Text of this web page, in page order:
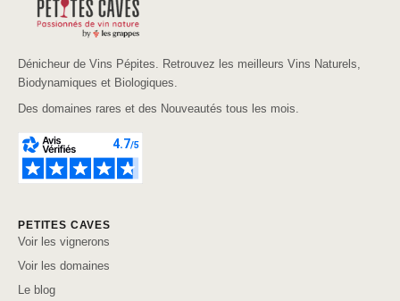
Dénicheur de Vins Pépites. Retrouvez les meilleurs Vins Naturels,
Biodynamiques et Biologiques.
Des domaines rares et des Nouveautés tous les mois.
PETITES CAVES
Voir les vignerons
Voir les domaines
Le blog